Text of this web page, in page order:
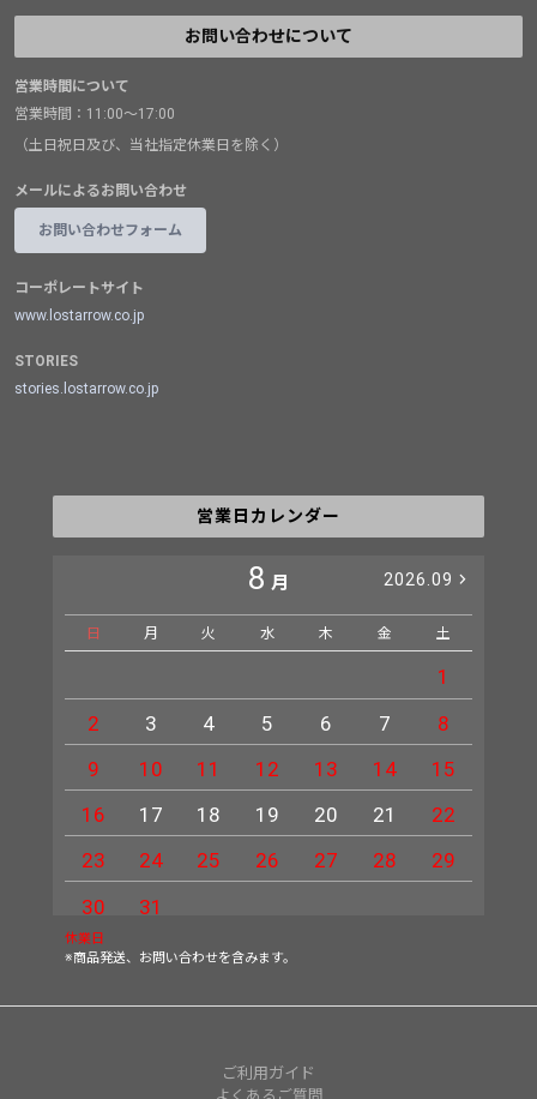
お問い合わせについて
営業時間について
営業時間：11:00～17:00
（土日祝日及び、当社指定休業日を除く）
メールによるお問い合わせ
お問い合わせフォーム
コーポレートサイト
www.lostarrow.co.jp
STORIES
stories.lostarrow.co.jp
営業日カレンダー
8 月 2026.09
日 月 火 水 木 金 土
1
2
3 4 5 6 7
8
9
10 11 12 13 14
15
16
17 18 19 20 21
22
23
24 25 26 27 28
29
30
31
休業日
※商品発送、お問い合わせを含みます。
ご利用ガイド